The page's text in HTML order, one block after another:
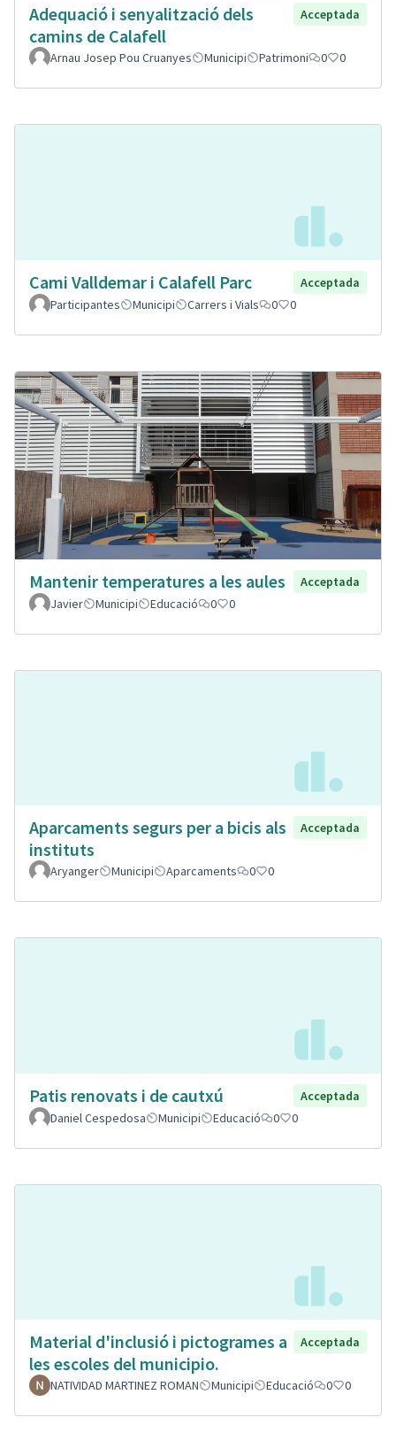
Adequació i senyalització dels
camins de Calafell
Acceptada
Arnau Josep Pou Cruanyes Municipi Patrimoni 0 0
Cami Valldemar i Calafell Parc
Acceptada
Participantes
Municipi Carrers i Vials 0 0
Mantenir temperatures a les aules
Acceptada
Javier
Municipi Educació 0 0
Aparcaments segurs per a bicis als
instituts
Acceptada
Aryanger Municipi Aparcaments 0 0
Patis renovats i de cautxú
Acceptada
Daniel Cespedosa
Municipi Educació 0 0
Material d'inclusió i pictogrames a
les escoles del municipio.
Acceptada
NATIVIDAD MARTINEZ ROMAN Municipi Educació 0 0